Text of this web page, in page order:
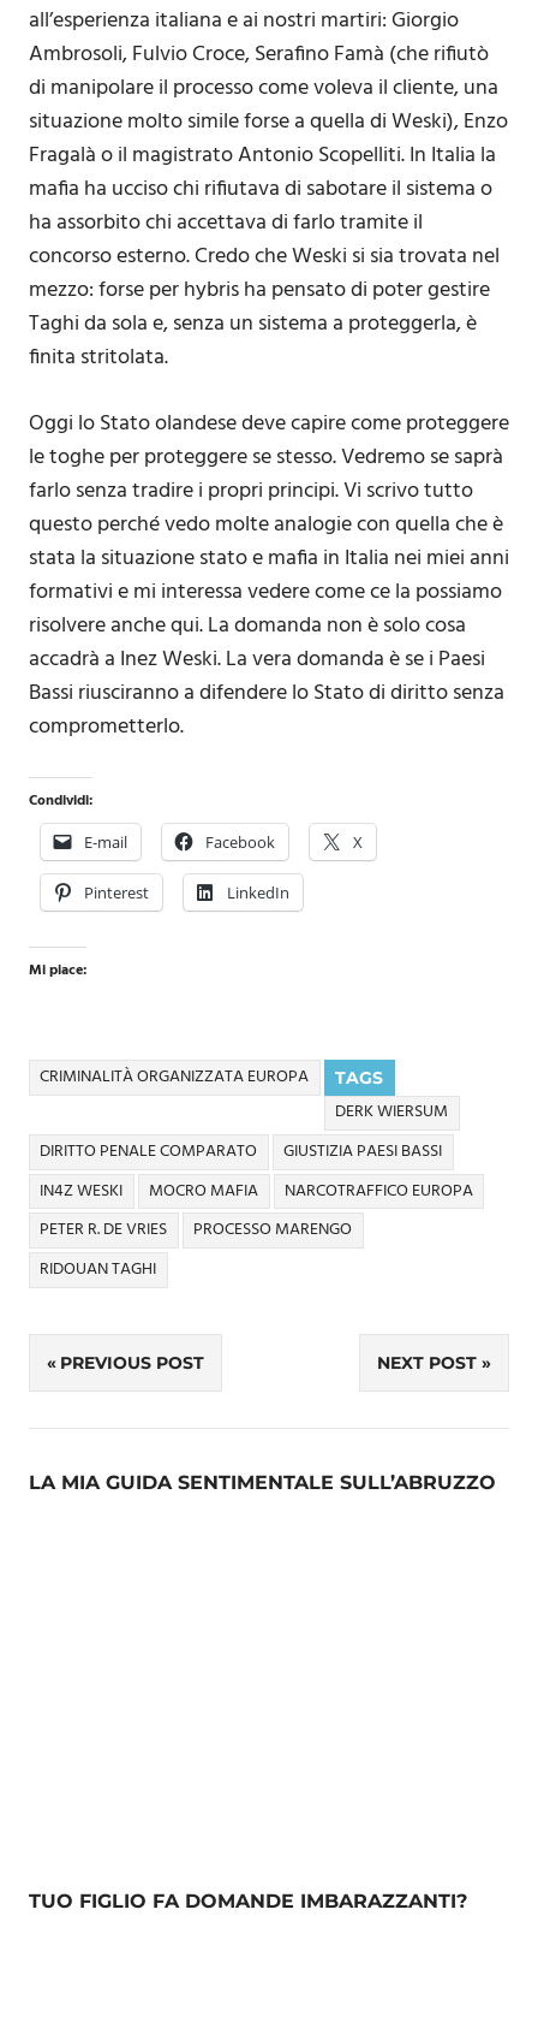
all’esperienza italiana e ai nostri martiri: Giorgio
Ambrosoli, Fulvio Croce, Serafino Famà (che rifiutò
di manipolare il processo come voleva il cliente, una
situazione molto simile forse a quella di Weski), Enzo
Fragalà o il magistrato Antonio Scopelliti. In Italia la
mafia ha ucciso chi rifiutava di sabotare il sistema o
ha assorbito chi accettava di farlo tramite il
concorso esterno. Credo che Weski si sia trovata nel
mezzo: forse per hybris ha pensato di poter gestire
Taghi da sola e, senza un sistema a proteggerla, è
finita stritolata.
Oggi lo Stato olandese deve capire come proteggere
le toghe per proteggere se stesso. Vedremo se saprà
farlo senza tradire i propri principi. Vi scrivo tutto
questo perché vedo molte analogie con quella che è
stata la situazione stato e mafia in Italia nei miei anni
formativi e mi interessa vedere come ce la possiamo
risolvere anche qui. La domanda non è solo cosa
accadrà a Inez Weski. La vera domanda è se i Paesi
Bassi riusciranno a difendere lo Stato di diritto senza
comprometterlo.
Condividi:
E-mail Facebook X
Pinterest LinkedIn
Mi piace:
TAGS
CRIMINALITÀ ORGANIZZATA EUROPA
DERK WIERSUM
DIRITTO PENALE COMPARATO
GIUSTIZIA PAESI BASSI
IN4Z WESKI
MOCRO MAFIA
NARCOTRAFFICO EUROPA
PETER R. DE VRIES
PROCESSO MARENGO
RIDOUAN TAGHI
Navigazione
articoli
PREVIOUS POST NEXT POST
LA MIA GUIDA SENTIMENTALE SULL’ABRUZZO
TUO FIGLIO FA DOMANDE IMBARAZZANTI?